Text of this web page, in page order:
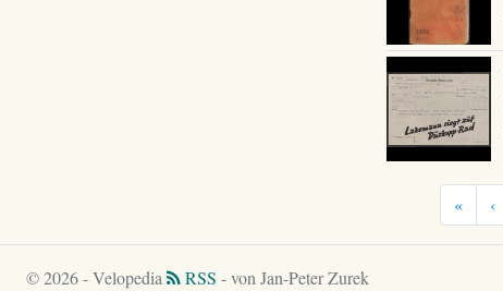
« ‹
© 2026 - Velopedia RSS - von Jan-Peter Zurek